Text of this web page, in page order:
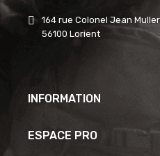
164 rue Colonel Jean Muller
56100 Lorient
INFORMATION
ESPACE PRO